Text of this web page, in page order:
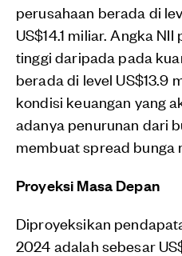
perusahaan berada di
US$14.1 miliar. Angka
tinggi daripada pada
berada di level US$13.9
kondisi keuangan yang
adanya penurunan dari
membuat spread bunga
Proyeksi Masa Depan
Diproyeksikan
2024 adalah sebesar